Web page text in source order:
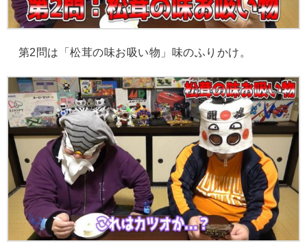
第2問は「松茸の味お吸い物」味のふりかけ。